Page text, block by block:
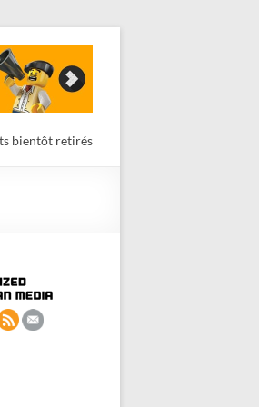
bientôt retirés